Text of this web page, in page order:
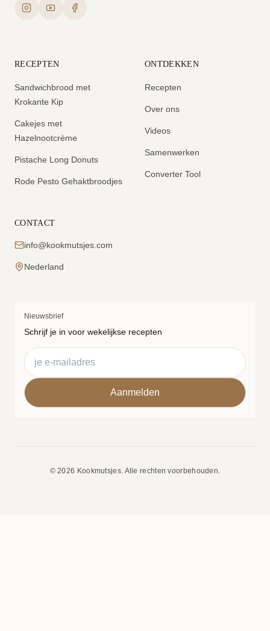
RECEPTEN
Sandwichbrood met
Krokante Kip
Cakejes met
Hazelnootcrème
Pistache Long Donuts
Rode Pesto Gehaktbroodjes
ONTDEKKEN
Recepten
Over ons
Videos
Samenwerken
Converter Tool
CONTACT
info@kookmutsjes.com
Nederland
Nieuwsbrief
Schrijf je in voor wekelijkse recepten
© 2026 Kookmutsjes. Alle rechten voorbehouden.